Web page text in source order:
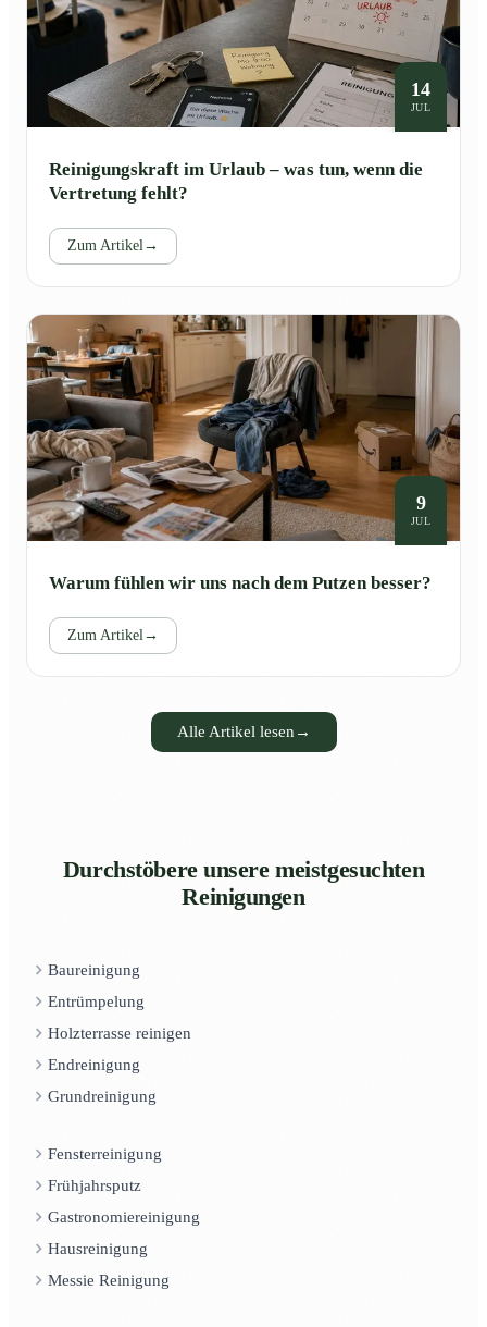
14
JUL
Reinigungskraft im Urlaub – was tun, wenn die
Vertretung fehlt?
Zum Artikel →
9
JUL
Warum fühlen wir uns nach dem Putzen besser?
Zum Artikel →
Alle Artikel lesen →
Durchstöbere unsere meistgesuchten
Reinigungen
Baureinigung
Entrümpelung
Holzterrasse reinigen
Endreinigung
Grundreinigung
Fensterreinigung
Frühjahrsputz
Gastronomiereinigung
Hausreinigung
Messie Reinigung